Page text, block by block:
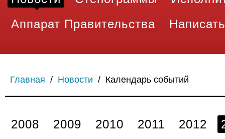
Аппарат Правительства
Главная / Новости / Календарь событий
2008 2009 2010 2011 2012